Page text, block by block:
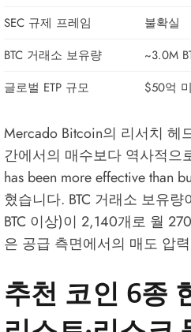
SEC 규제 프레임
불확실
BTC 거래소 보유량
~3.0M
글로벌 ETP 규모
$50억
Mercado Bitcoin의 리서치 헤
간에서의 매수보다 역사적으
has been more effective than
혔습니다. BTC 거래소 보유
BTC 이상)이 2,140개로 월
은 공급 측면에서의 매도 압
추천 코인 6종